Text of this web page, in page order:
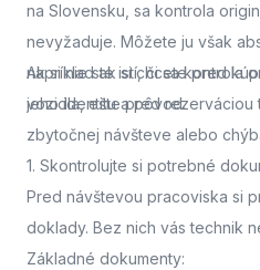
na Slovensku, sa kontrola
nevyžaduje. Môžete ju však
napríklad ak si chcete pred
jeho identitu a pôvod.
Ak si nie ste istí, či sa kontrola
vozidla,ešte pred rezerváciou
zbytočnej návšteve alebo
1. Skontrolujte si potrebné
Pred návštevou pracoviska si
doklady. Bez nich vás technik
Základné dokumenty: